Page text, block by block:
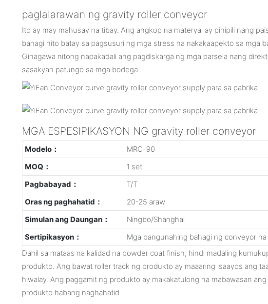
paglalarawan ng gravity roller conveyor
Ito ay may mahusay na tibay. Ang angkop na materyal ay pinipili nang
bahagi nito batay sa pagsusuri ng mga stress na nakakaapekto sa mga
Ginagawa nitong napakadali ang pagdiskarga ng mga parsela nang
sasakyan patungo sa mga bodega.
MGA ESPESIPIKASYON NG gravity roller conveyor
Modelo：
MRC-90
MOQ：
1 set
Pagbabayad：
T/T
Oras ng paghahatid：
20-25 araw
Simulan ang Daungan：
Ningbo/Shanghai
Sertipikasyon：
Mga pangunahing bahagi ng conveyor na
Dahil sa mataas na kalidad na powder coat finish, hindi madaling
produkto. Ang bawat roller track ng produkto ay maaaring isaayos ang
hiwalay. Ang paggamit ng produkto ay makakatulong na mabawasan ang
produkto habang naghahatid.